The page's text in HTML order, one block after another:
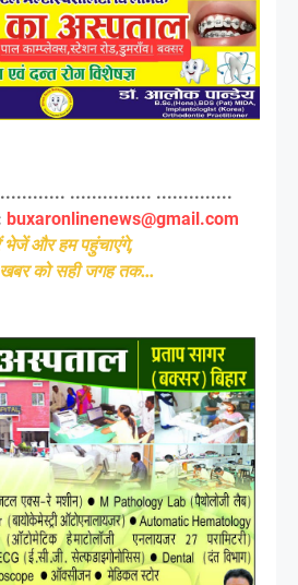
............... ..............
buxaronlinenews@gmail.com
भेजें और हम पहुंचाएंगे,
को सही जगह तक...